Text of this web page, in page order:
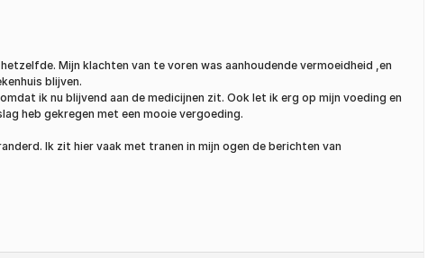
Mijn klachten van te voren was aanhoudende vermoeidheid ,en
blijven.
ik nu blijvend aan de medicijnen zit. Ook let ik erg op mijn voeding en
heb gekregen met een mooie vergoeding.
Ik zit hier vaak met tranen in mijn ogen de berichten van